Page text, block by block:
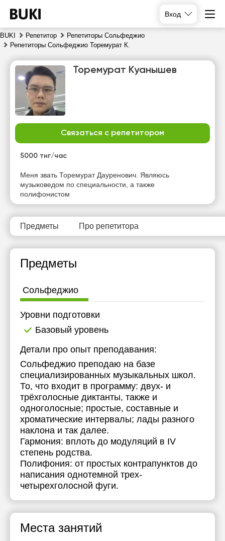
Вход
BUKI Репетитор
Репетиторы Сольфеджио
Репетиторы Сольфеджио Торемурат К.
Торемурат Куанышев
Связаться с репетитором
5000 тнг/час
Меня звать Торемурат Дауренович. Являюсь
музыковедом по специальности, а также
полифонистом
Предметы Про репетитора
Предметы
Сольфеджио
Уровни подготовки
Базовый уровень
Детали про опыт преподавания:
Сольфеджио преподаю на базе
специализированных музыкальных школ.
То, что входит в программу: двух- и
трёхголосные диктанты, также и
одноголосные; простые, составные и
хроматические интервалы; лады разного
наклона и так далее.
Гармония: вплоть до модуляций в IV
степень родства.
Полифония: от простых контрапунктов до
написания однотемной трех-
четырехголосной фуги.
Места занятий
вс
пн
Нет
свободных
часов
10:00
11:00
11:30
13:00
13:30
14:00
14:30
15:00
15:30
16:00
Нет
свободных